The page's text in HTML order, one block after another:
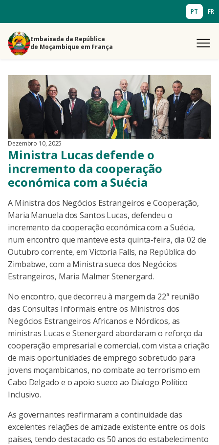
PT FR
Embaixada da República
de Moçambique em França
Dezembro 10, 2025
Ministra Lucas defende o
incremento da cooperação
económica com a Suécia
A Ministra dos Negócios Estrangeiros e Cooperação,
Maria Manuela dos Santos Lucas, defendeu o
incremento da cooperação económica com a Suécia,
num encontro que manteve esta quinta-feira, dia 02 de
Outubro corrente, em Victoria Falls, na República do
Zimbabwe, com a Ministra sueca dos Negócios
Estrangeiros, Maria Malmer Stenergard.
No encontro, que decorreu à margem da 22ª reunião
das Consultas Informais entre os Ministros dos
Negócios Estrangeiros Africanos e Nórdicos, as
ministras Lucas e Stenergard abordaram o reforço da
cooperação empresarial e comercial, com vista a criação
de mais oportunidades de emprego sobretudo para
jovens moçambicanos, no combate ao terrorismo em
Cabo Delgado e o apoio sueco ao Dialogo Político
Inclusivo.
As governantes reafirmaram a continuidade das
excelentes relações de amizade existente entre os dois
países, tendo destacado os 50 anos do estabelecimento